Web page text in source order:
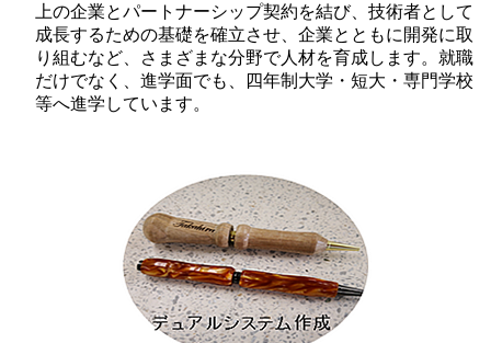
上の企業とパートナーシップ契約を結び、技術者として
成長するための基礎を確立させ、企業とともに開発に取
り組むなど、さまざまな分野で人材を育成します。就職
だけでなく、進学面でも、四年制大学・短大・専門学校
等へ進学しています。